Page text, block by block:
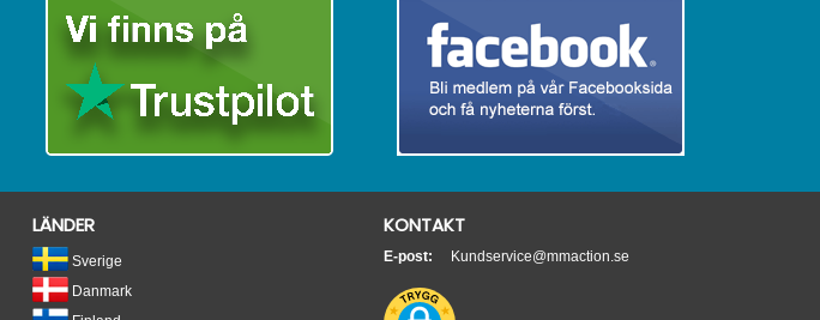
LÄNDER
Sverige
Danmark
KONTAKT
E-post: Kundservice@mmaction.se